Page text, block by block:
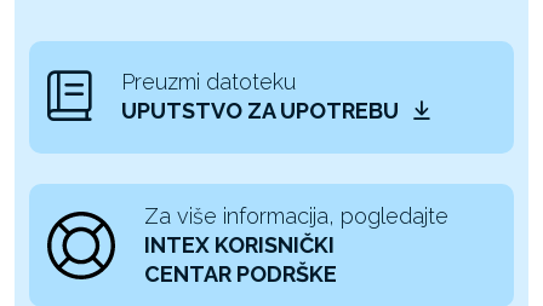
Preuzmi datoteku
UPUTSTVO ZA UPOTREBU
Za više informacija, pogledajte
INTEX KORISNIČKI
CENTAR PODRŠKE